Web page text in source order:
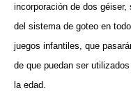
incorporación de dos
del sistema de goteo en
juegos infantiles, que
de que puedan ser
la edad.